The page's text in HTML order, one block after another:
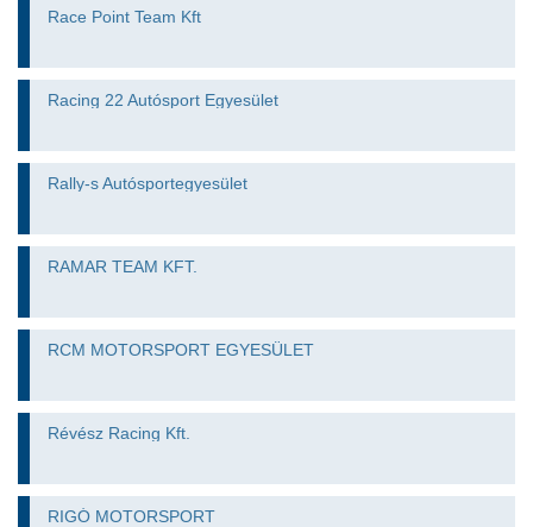
Race Point Team Kft
Racing 22 Autósport Egyesület
Rally-s Autósportegyesület
RAMAR TEAM KFT.
RCM MOTORSPORT EGYESÜLET
Révész Racing Kft.
RIGÓ MOTORSPORT